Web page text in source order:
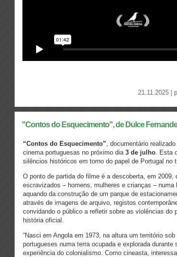
21.11.2025 |
"Contos do Esquecimento", de Dulce
“Contos do Esquecimento”, documentário realizado
cinema portuguesas no próximo dia3 de julho. Esta
silêncios históricos em torno do papel de Portugal
O ponto de partida do filme é a descoberta, em
escravizados – homens, mulheres e crianças –
aquando da construção de um parque de
através de imagens de arquivo, registos
convidando o público a refletir sobre as violências do
história oficial.
“Nasci em Angola em 1973, na altura um território
portugueses numa terra ocupada e explorada
experiência do colonialismo. Como cineasta,